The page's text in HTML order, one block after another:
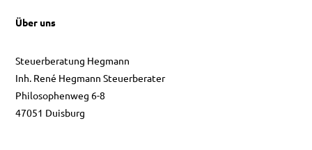
Über uns
Steuerberatung Hegmann
Inh. René Hegmann Steuerberater
Philosophenweg 6-8
47051 Duisburg